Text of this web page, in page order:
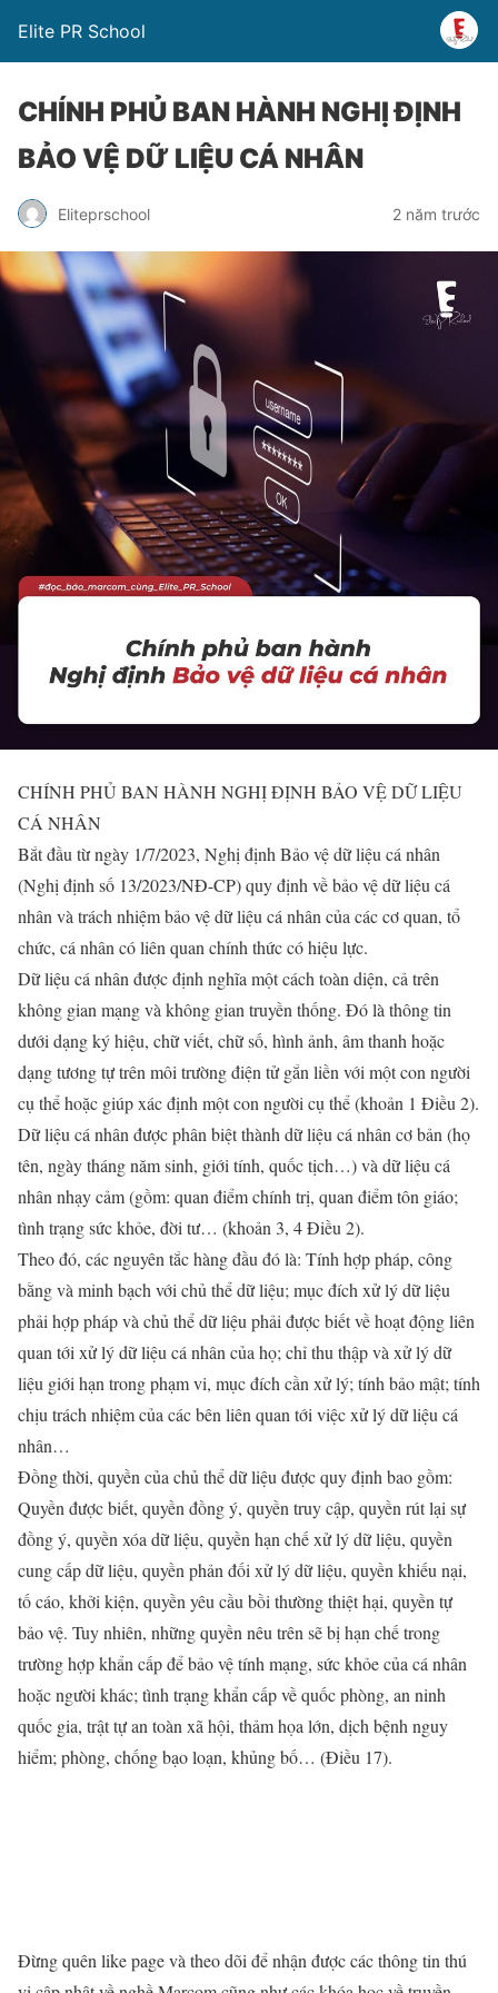
Elite PR School
CHÍNH PHỦ BAN HÀNH NGHỊ ĐỊNH
BẢO VỆ DỮ LIỆU CÁ NHÂN
Eliteprschool 2 năm trước
CHÍNH PHỦ BAN HÀNH NGHỊ ĐỊNH BẢO VỆ DỮ LIỆU
CÁ NHÂN
Bắt đầu từ ngày 1/7/2023, Nghị định Bảo vệ dữ liệu cá nhân
(Nghị định số 13/2023/NÐ-CP) quy định về bảo vệ dữ liệu cá
nhân và trách nhiệm bảo vệ dữ liệu cá nhân của các cơ quan, tổ
chức, cá nhân có liên quan chính thức có hiệu lực.
Dữ liệu cá nhân được định nghĩa một cách toàn diện, cả trên
không gian mạng và không gian truyền thống. Ðó là thông tin
dưới dạng ký hiệu, chữ viết, chữ số, hình ảnh, âm thanh hoặc
dạng tương tự trên môi trường điện tử gắn liền với một con người
cụ thể hoặc giúp xác định một con người cụ thể (khoản 1 Ðiều 2).
Dữ liệu cá nhân được phân biệt thành dữ liệu cá nhân cơ bản (họ
tên, ngày tháng năm sinh, giới tính, quốc tịch…) và dữ liệu cá
nhân nhạy cảm (gồm: quan điểm chính trị, quan điểm tôn giáo;
tình trạng sức khỏe, đời tư… (khoản 3, 4 Ðiều 2).
Theo đó, các nguyên tắc hàng đầu đó là: Tính hợp pháp, công
bằng và minh bạch với chủ thể dữ liệu; mục đích xử lý dữ liệu
phải hợp pháp và chủ thể dữ liệu phải được biết về hoạt động liên
quan tới xử lý dữ liệu cá nhân của họ; chỉ thu thập và xử lý dữ
liệu giới hạn trong phạm vi, mục đích cần xử lý; tính bảo mật; tính
chịu trách nhiệm của các bên liên quan tới việc xử lý dữ liệu cá
nhân…
Ðồng thời, quyền của chủ thể dữ liệu được quy định bao gồm:
Quyền được biết, quyền đồng ý, quyền truy cập, quyền rút lại sự
đồng ý, quyền xóa dữ liệu, quyền hạn chế xử lý dữ liệu, quyền
cung cấp dữ liệu, quyền phản đối xử lý dữ liệu, quyền khiếu nại,
tố cáo, khởi kiện, quyền yêu cầu bồi thường thiệt hại, quyền tự
bảo vệ. Tuy nhiên, những quyền nêu trên sẽ bị hạn chế trong
trường hợp khẩn cấp để bảo vệ tính mạng, sức khỏe của cá nhân
hoặc người khác; tình trạng khẩn cấp về quốc phòng, an ninh
quốc gia, trật tự an toàn xã hội, thảm họa lớn, dịch bệnh nguy
hiểm; phòng, chống bạo loạn, khủng bố… (Ðiều 17).
Đừng quên like page và theo dõi để nhận được các thông tin thú